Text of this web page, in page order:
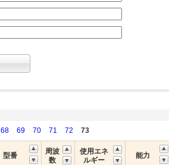
68 69 70 71 72 73
型番
周波
数
使用エネ
ルギー
能力